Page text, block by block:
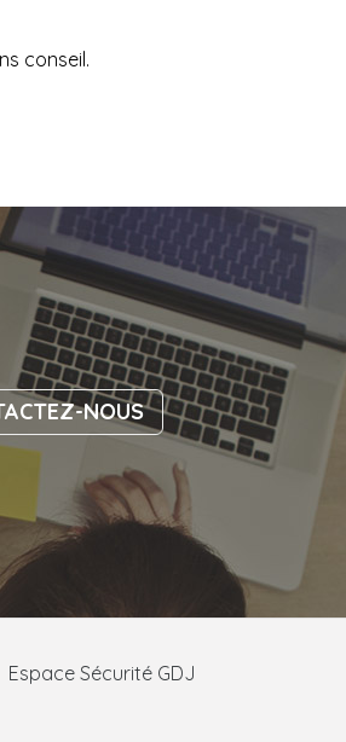
conseil.
NOUS
Espace Sécurité GDJ